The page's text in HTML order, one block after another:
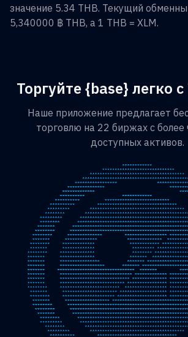
значение 5.34 THB. Текущий
5,340000 ฿ THB, а 1 THB = XLM.
Торгуйте {base} легко
Наше приложение предлагает
торговлю на 22 биржах с более
доступных активов.